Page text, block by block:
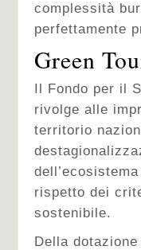
complessità
perfettamente
Green
Il Fondo per il
rivolge alle
territorio
rispetto dei
sostenibile.
Della dotazione